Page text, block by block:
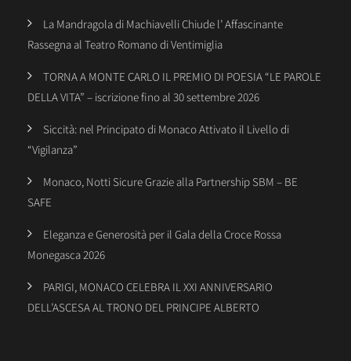
La Mandragola di Machiavelli Chiude l’ Affascinante
Rassegna al Teatro Romano di Ventimiglia
TORNA A MONTE CARLO IL PREMIO DI POESIA “LE PAROLE
DELLA VITA” – iscrizione fino al 30 settembre 2026
Siccità: nel Principato di Monaco Attivato il Livello di
“Vigilanza”
Monaco, Notti Sicure Grazie alla Partnership SBM – BE
SAFE
Eleganza e Generosità per il Gala della Croce Rossa
Monegasca 2026
PARIGI, MONACO CELEBRA IL XXI ANNIVERSARIO
DELL’ASCESA AL TRONO DEL PRINCIPE ALBERTO